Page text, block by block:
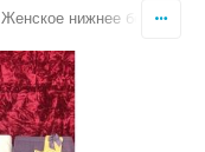
Женское нижнее белье